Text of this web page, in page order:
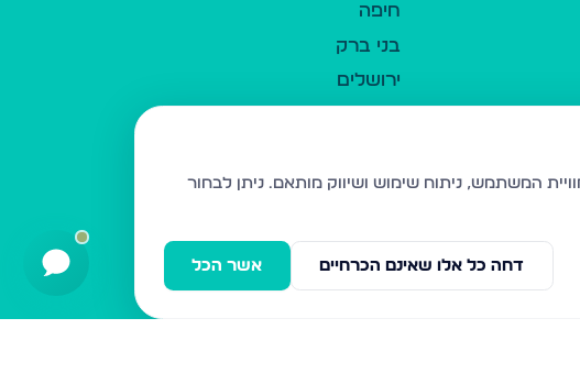
חיפה
בני ברק
ירושלים
בית שמש
ביתר עילית
ניתן לבחור
אשר הכל דחה כל אלו שאינם הכרחיים